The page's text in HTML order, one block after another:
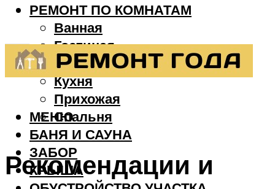
РЕМОНТ ПО КОМНАТАМ
Ванная
Гостиная
Детская
Кухня
Прихожая
Спальня
БАНЯ И САУНА
ЗАБОР
КРЫША
МЕНЮ
Рекомендации и